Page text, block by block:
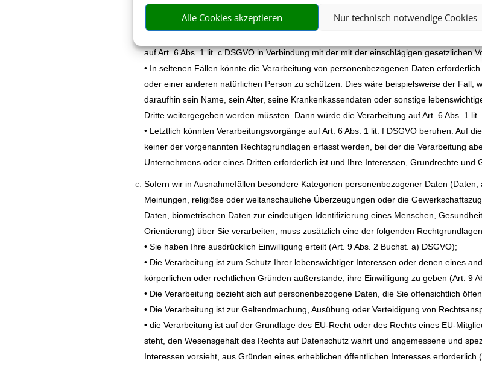
Alle Cookies akzeptieren Nur technisch notwendige Cookies
vorvertraglicher Maßnahmen erforderlich sind, etwa in Fällen von Anfragen zu unseren
• Unterliegt unser Unternehmen einer rechtlichen Verpflichtung durch welche eine
beispielsweise zur Erfüllung steuerlicher Pflichten oder aufgrund der Besonderheiten
auf Art. 6 Abs. 1 lit. c DSGVO in Verbindung mit der mit der einschlägigen gesetzlichen
• In seltenen Fällen könnte die Verarbeitung von personenbezogenen Daten
oder einer anderen natürlichen Person zu schützen. Dies wäre beispielsweise der Fall,
daraufhin sein Name, sein Alter, seine Krankenkassendaten oder sonstige
Dritte weitergegeben werden müssten. Dann würde die Verarbeitung auf Art. 6 Abs. 1
• Letztlich könnten Verarbeitungsvorgänge auf Art. 6 Abs. 1 lit. f DSGVO beruhen. Auf
keiner der vorgenannten Rechtsgrundlagen erfasst werden, bei der die Verarbeitung
Unternehmens oder eines Dritten erforderlich ist und Ihre Interessen, Grundrechte und
Sofern wir in Ausnahmefällen besondere Kategorien personenbezogener Daten
Meinungen, religiöse oder weltanschauliche Überzeugungen oder die
Daten, biometrischen Daten zur eindeutigen Identifizierung eines Menschen,
Orientierung) über Sie verarbeiten, muss zusätzlich eine der folgenden
• Sie haben Ihre ausdrücklich Einwilligung erteilt (Art. 9 Abs. 2 Buchst. a) DSGVO);
• Die Verarbeitung ist zum Schutz Ihrer lebenswichtiger Interessen oder denen eines
körperlichen oder rechtlichen Gründen außerstande, ihre Einwilligung zu geben (Art. 9
• Die Verarbeitung bezieht sich auf personenbezogene Daten, die Sie offensichtlich
• Die Verarbeitung ist zur Geltendmachung, Ausübung oder Verteidigung von
• die Verarbeitung ist auf der Grundlage des EU-Recht oder des Rechts eines EU-
steht, den Wesensgehalt des Rechts auf Datenschutz wahrt und angemessene und
Interessen vorsieht, aus Gründen eines erheblichen öffentlichen Interesses erforderlich